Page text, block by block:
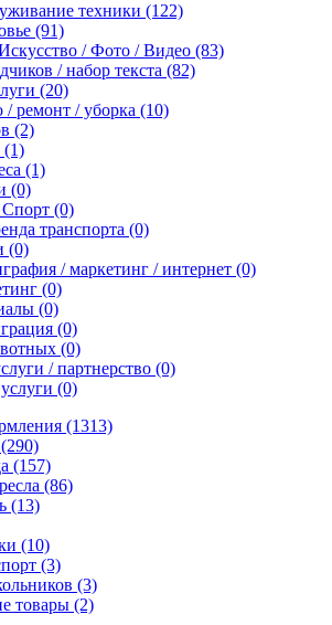
техники (122)
(91)
/ Фото / Видео (83)
/ набор текста (82)
(20)
/ ремонт / уборка (10)
(2)
(1)
(1)
(0)
Спорт (0)
транспорта (0)
(0)
/ маркетинг / интернет (0)
(0)
(0)
(0)
(0)
/ партнерство (0)
(0)
(1313)
(290)
(157)
(86)
(13)
(10)
(3)
(3)
товары (2)